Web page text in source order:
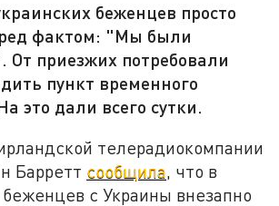
беженцев просто
фактом: "Мы были
приезжих потребовали
пункт временного
это дали всего сутки.
телерадиокомпании
Барретт сообщила, что в
беженцев с Украины внезапно